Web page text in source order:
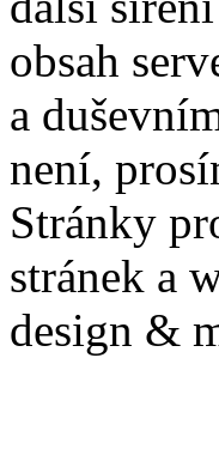
obsah
a
není,
Stránky
stránek a
design &